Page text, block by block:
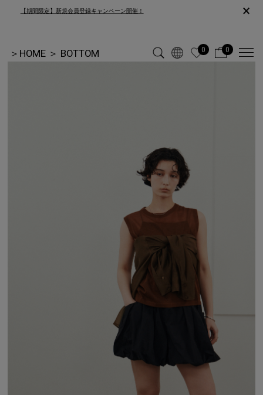
【期間限定】新規会員登録キャンペーン開催！ ×
＞ HOME ＞ BOTTOM 0 0